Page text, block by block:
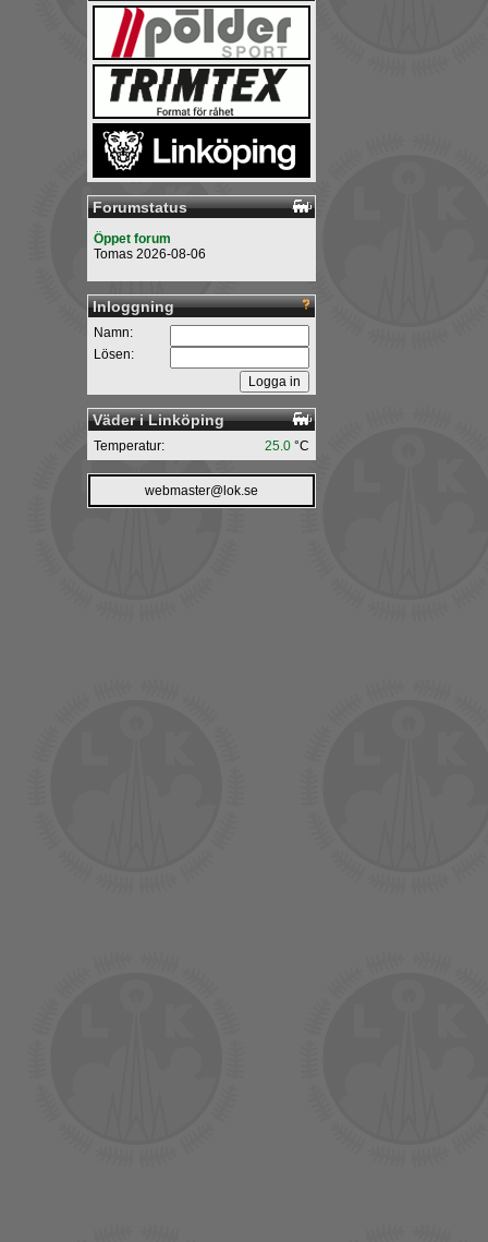
Forumstatus
Öppet forum
Tomas 2026-08-06
Inloggning
Namn:
Lösen:
Väder i Linköping
25.0 °C
Temperatur:
webmaster@lok.se